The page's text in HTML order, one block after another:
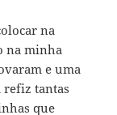
na
na minha
e uma
refiz tantas
que